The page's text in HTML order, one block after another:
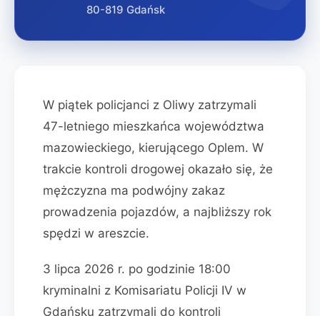
80-819 Gdańsk
W piątek policjanci z Oliwy zatrzymali
47-letniego mieszkańca województwa
mazowieckiego, kierującego Oplem. W
trakcie kontroli drogowej okazało się, że
mężczyzna ma podwójny zakaz
prowadzenia pojazdów, a najbliższy rok
spędzi w areszcie.
3 lipca 2026 r. po godzinie 18:00
kryminalni z Komisariatu Policji IV w
Gdańsku zatrzymali do kontroli